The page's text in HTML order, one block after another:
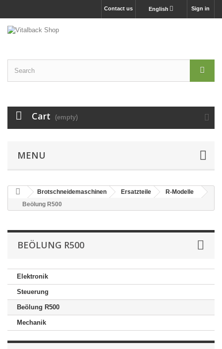
Sign in
English
Contact us
Cart (empty)
MENU
Brotschneidemaschinen Ersatzteile
R-Modelle
Beölung R500
BEÖLUNG R500
Elektronik
Steuerung
Beölung R500
Mechanik